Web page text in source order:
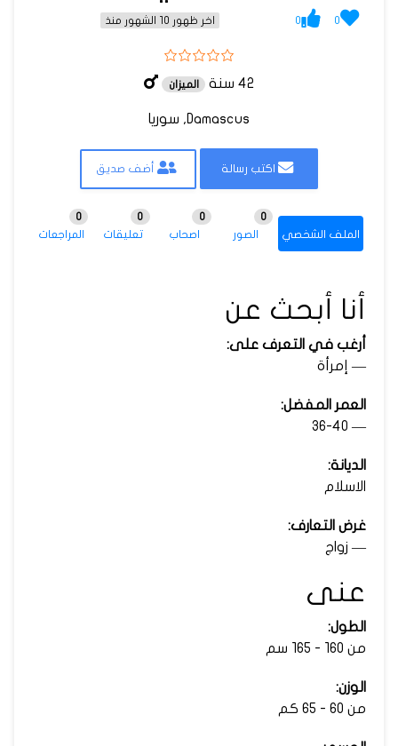
0
0 اخر ظهور 10 الشهور منذ
42 سنة الميزان
Damascus, سوريا
اكتب رسالة أضف صديق
الملف الشخصي الصور
0
اصحاب
0
تعليقات
0
المراجعات
0
أنا أبحث عن
أرغب في التعرف على:
— إمرأة
العمر المفضل:
— 36-40
الديانة:
الاسلام
غرض التعارف:
— زواج
عنى
الطول:
من 160 - 165 سم
الوزن:
من 60 - 65 كم